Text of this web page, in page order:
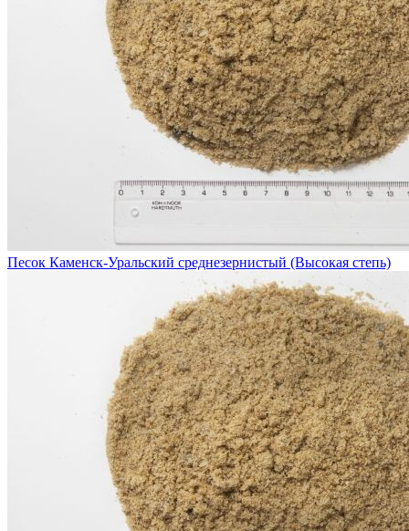
Песок Каменск-Уральский среднезернистый (Высокая степь)